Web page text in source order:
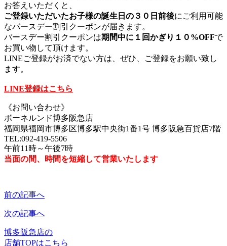
お答えいただくと、
ご登録いただいたお子様の誕生日の３０日前後にご利用可能
なバースデー割引クーポンが届きます。
バースデー割引クーポンは期間中に１回かぎり１０%OFFで
お買い物して頂けます。
LINEご登録がお済でない方は、ぜひ、ご登録をお願い致し
ます。
LINE登録はこちら
《お問い合わせ》
ボーネルンド博多阪急店
福岡県福岡市博多区博多駅中央街1番1号 博多阪急百貨店7階
TEL:092-419-5506
午前11時～午後7時
当面の間、時間を短縮して営業いたします
前の記事へ
次の記事へ
博多阪急店の
店舗TOPはこちら